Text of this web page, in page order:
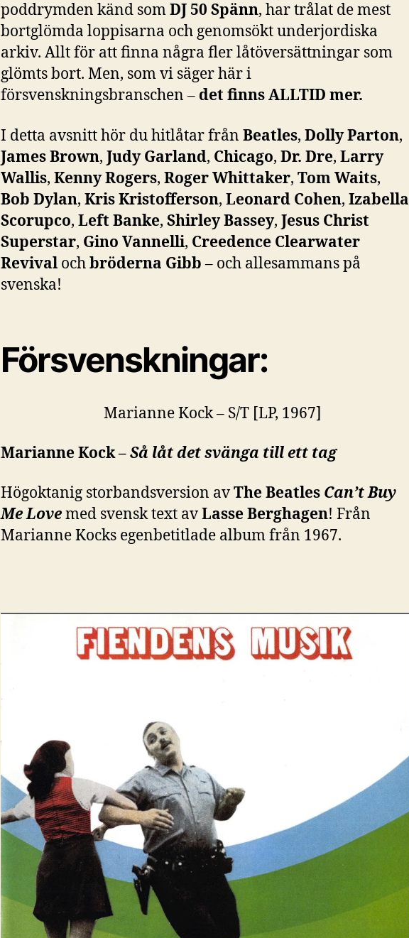
poddrymden känd somDJ 50 Spänn, har trålat de mest
bortglömda loppisarna och genomsökt underjordiska
arkiv. Allt för att finna några fler låtöversättningar som
glömts bort. Men, som vi säger här i
försvenskningsbranschen – det finns ALLTID mer.
I detta avsnitt hör du hitlåtar från Beatles, Dolly Parton,
James Brown, Judy Garland, Chicago, Dr. Dre, Larry
Wallis, Kenny Rogers, Roger Whittaker, Tom Waits,
Bob Dylan, Kris Kristofferson, Leonard Cohen, Izabella
Scorupco, Left Banke, Shirley Bassey, Jesus Christ
Superstar, Gino Vannelli, Creedence Clearwater
Revival ochbröderna Gibb– och allesammans på
svenska!
Försvenskningar:
Marianne Kock –Så låt det svänga till ett tag
Högoktanig storbandsversion avThe Beatles Can’t Buy
Me Lovemed svensk text avLasse Berghagen! Från
Marianne Kocks egenbetitlade album från 1967.